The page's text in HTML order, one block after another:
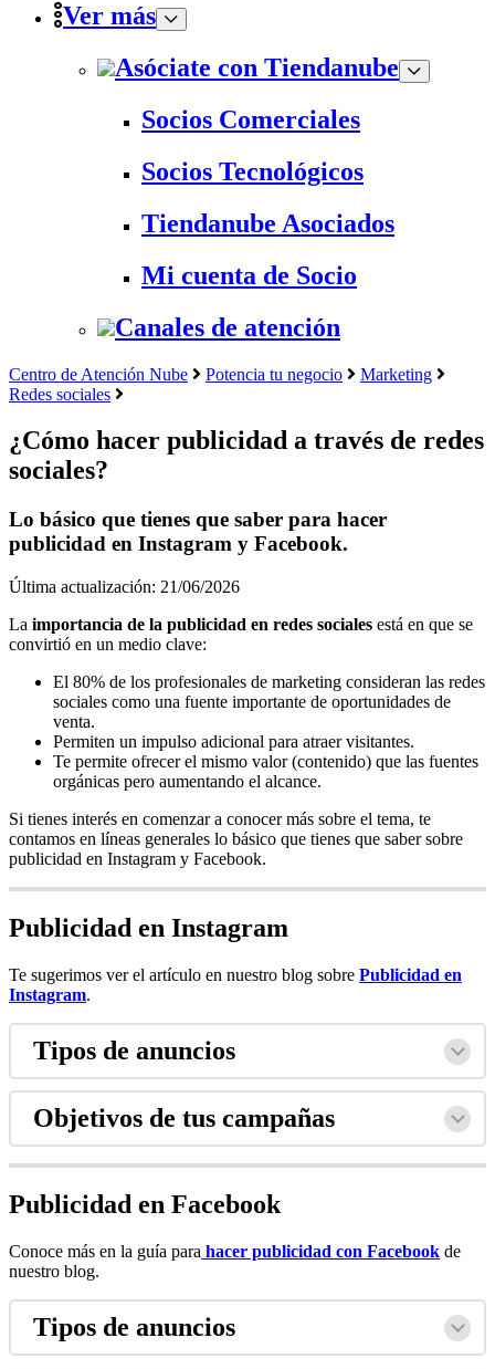
Ver más
Asóciate con Tiendanube
Socios Comerciales
Socios Tecnológicos
Tiendanube Asociados
Mi cuenta de Socio
Canales de atención
Centro de Atención Nube Potencia tu negocio
Marketing
Redes sociales
¿Cómo hacer publicidad a través de redes
sociales?
Lo básico que tienes que saber para hacer
publicidad en Instagram y Facebook.
Última actualización: 21/06/2026
La importancia de la publicidad en redes sociales está en que se
convirtió en un medio clave:
El 80% de los profesionales de marketing consideran las redes
sociales como una fuente importante de oportunidades de
venta.
Permiten un impulso adicional para atraer visitantes.
Te permite ofrecer el mismo valor (contenido) que las fuentes
orgánicas pero aumentando el alcance.
Si tienes interés en comenzar a conocer más sobre el tema, te
contamos en líneas generales lo básico que tienes que saber sobre
publicidad en Instagram y Facebook.
Publicidad en Instagram
Te sugerimos ver el artículo en nuestro blog sobre Publicidad en
Instagram.
Tipos de anuncios
Objetivos de tus campañas
Publicidad en Facebook
Conoce más en la guía para hacer publicidad con Facebook de
nuestro blog.
Tipos de anuncios